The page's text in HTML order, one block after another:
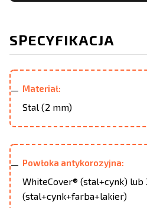
SPECYFIKACJA
Materiał:
Stal (2 mm)
Powłoka antykorozyjna:
WhiteCover® (stal+cynk) lub
(stal+cynk+farba+lakier)